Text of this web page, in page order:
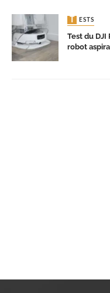
TESTS
Test du DJI
robot